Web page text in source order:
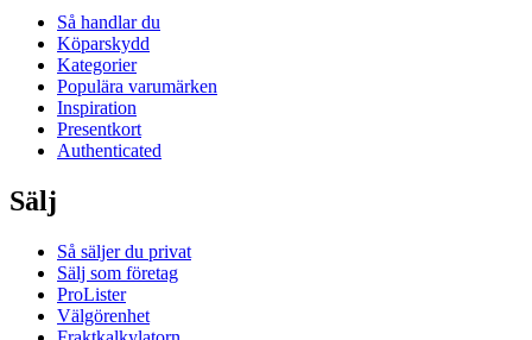
Så handlar du
Köparskydd
Kategorier
Populära varumärken
Inspiration
Presentkort
Authenticated
Sälj
Så säljer du privat
Sälj som företag
ProLister
Välgörenhet